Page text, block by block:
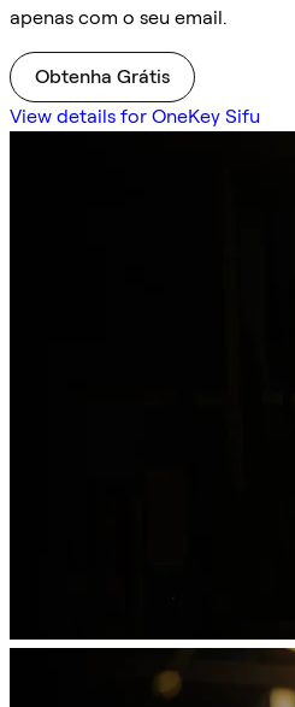
apenas com o seu email.
Obtenha Grátis
View details for OneKey Sifu